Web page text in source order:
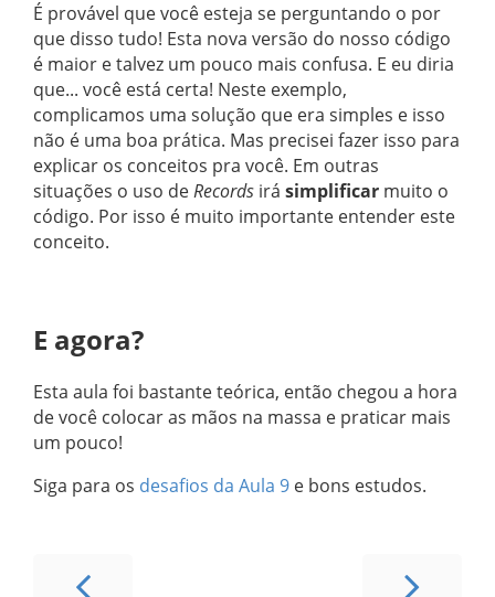
É provável que você esteja se perguntando o por
que disso tudo! Esta nova versão do nosso código
é maior e talvez um pouco mais confusa. E eu diria
que... você está certa! Neste exemplo,
complicamos uma solução que era simples e isso
não é uma boa prática. Mas precisei fazer isso para
explicar os conceitos pra você. Em outras
situações o uso deRecords irá simplificar muito o
código. Por isso é muito importante entender este
conceito.
E agora?
Esta aula foi bastante teórica, então chegou a hora
de você colocar as mãos na massa e praticar mais
um pouco!
Siga para os desafios da Aula 9 e bons estudos.